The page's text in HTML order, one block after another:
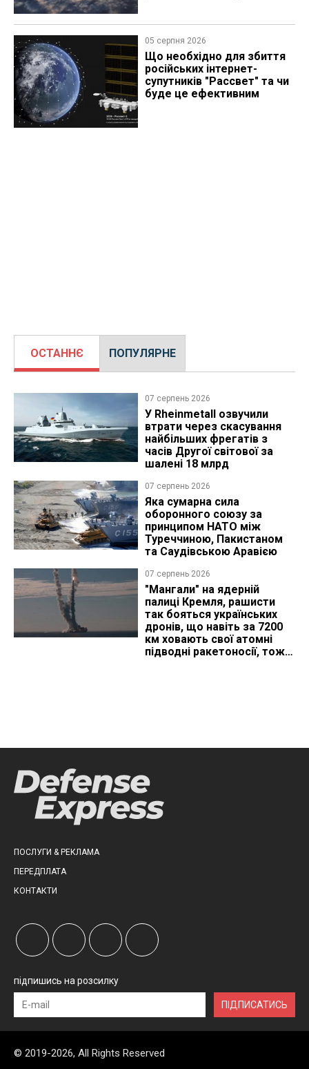
05 серпня 2026
Що необхідно для збиття
російських інтернет-
супутників "Рассвет" та чи
буде це ефективним
ОСТАННЄ ПОПУЛЯРНЕ
07 серпень 2026
У Rheinmetall озвучили
втрати через скасування
найбільших фрегатів з
часів Другої світової за
шалені 18 млрд
07 серпень 2026
Яка сумарна сила
оборонного союзу за
принципом НАТО між
Туреччиною, Пакистаном
та Саудівською Аравією
07 серпень 2026
"Мангали" на ядерній
палиці Кремля, рашисти
так бояться українських
дронів, що навіть за 7200
км ховають свої атомні
підводні ракетоносії, тож
ПОСЛУГИ & РЕКЛАМА
ПЕРЕДПЛАТА
КОНТАКТИ
підпишись на розсилку
ПІДПИСАТИСЬ
© 2019-2026, All Rights Reserved